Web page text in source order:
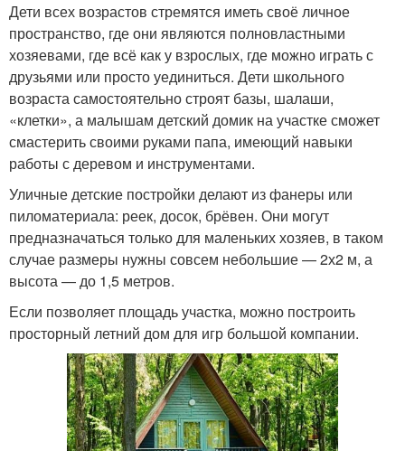
Дети всех возрастов стремятся иметь своё личное
пространство, где они являются полновластными
хозяевами, где всё как у взрослых, где можно играть с
друзьями или просто уединиться. Дети школьного
возраста самостоятельно строят базы, шалаши,
«клетки», а малышам детский домик на участке сможет
смастерить своими руками папа, имеющий навыки
работы с деревом и инструментами.
Уличные детские постройки делают из фанеры или
пиломатериала: реек, досок, брёвен. Они могут
предназначаться только для маленьких хозяев, в таком
случае размеры нужны совсем небольшие — 2х2 м, а
высота — до 1,5 метров.
Если позволяет площадь участка, можно построить
просторный летний дом для игр большой компании.